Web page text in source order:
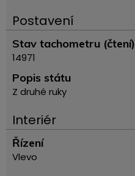
Postavení
Stav tachometru (čtení)
14971
Popis státu
Z druhé ruky
Interiér
Řízení
Vlevo